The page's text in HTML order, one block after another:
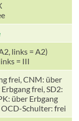
links = A2)
= III
frei, CNM: über
frei, SD2:
über Erbgang
Schulter: frei